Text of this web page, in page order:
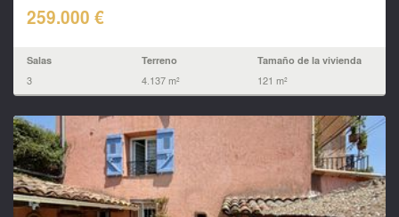
259.000 €
Salas
3
Terreno
4.137 m²
Tamaño de la vivienda
121 m²